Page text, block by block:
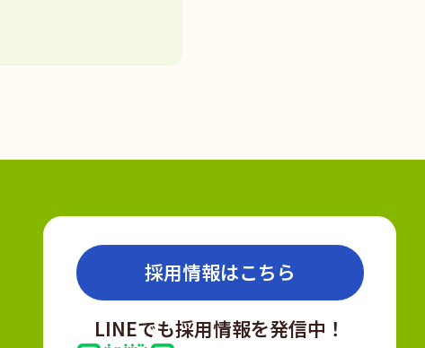
採用情報はこちら
LINEでも採用情報を発信中！